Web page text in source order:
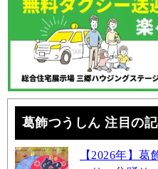
葛飾つうしん 注目の記
【2026年】